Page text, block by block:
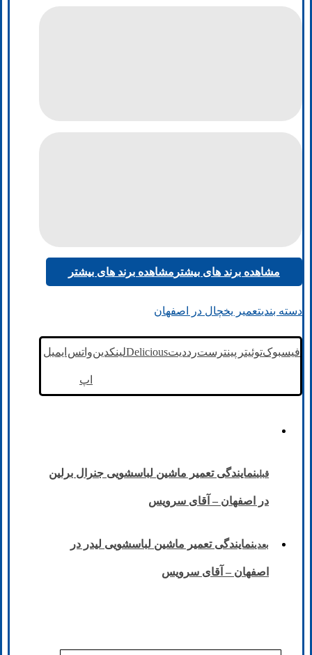
مشاهده برند های بیشتر مشاهده برند های بیشتر
دسته بندیتعمیر یخچال در اصفهان
فیسبوکتوئیتر پینترسترددیتDeliciousلینکدینواتس
اپ
ایمیل
قبلینمایندگی تعمیر ماشین لباسشویی جنرال برلین
در اصفهان – آقای سرویس
بعدینمایندگی تعمیر ماشین لباسشویی لیدر در
اصفهان – آقای سرویس